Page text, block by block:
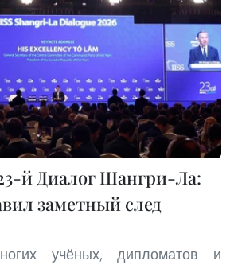
й Диалог Шангри-Ла:
заметный след
учёных, дипломатов и